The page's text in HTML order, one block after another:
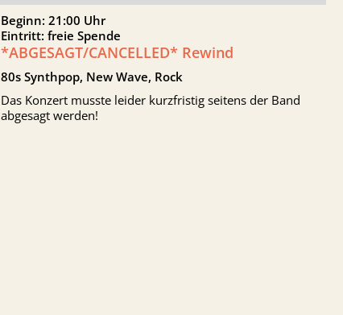
Beginn: 21:00 Uhr
Eintritt: freie Spende
*ABGESAGT/CANCELLED* Rewind
80s Synthpop, New Wave, Rock
Das Konzert musste leider kurzfristig seitens der Band
abgesagt werden!